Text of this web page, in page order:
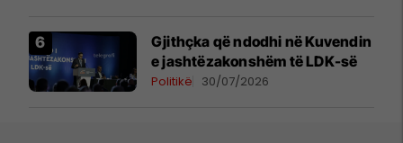
Gjithçka që ndodhi në Kuvendin
e jashtëzakonshëm të LDK-së
Politikë 30/07/2026